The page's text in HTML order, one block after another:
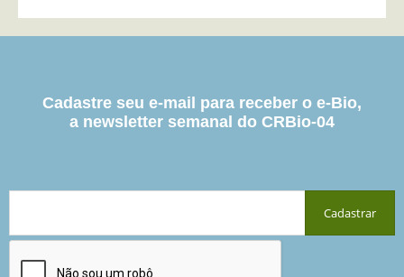
Cadastre seu e-mail para receber o e-Bio,
a newsletter semanal do CRBio-04